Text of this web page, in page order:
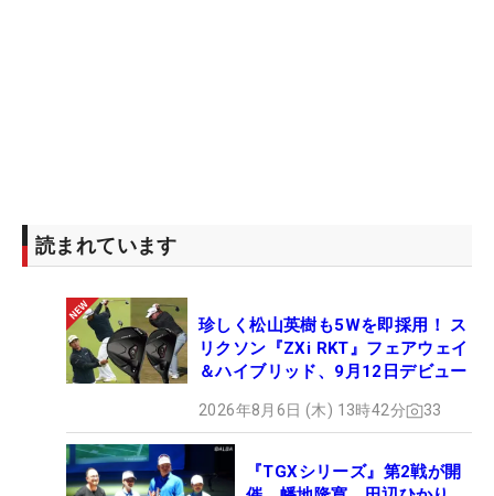
読まれています
珍しく松山英樹も5Wを即採用！ ス
リクソン『ZXi RKT』フェアウェイ
＆ハイブリッド、9月12日デビュー
2026年8月6日 (木) 13時42分 33
『TGXシリーズ』第2戦が開